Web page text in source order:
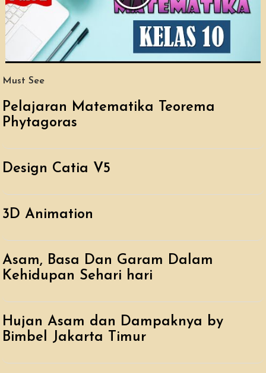
Must See
Pelajaran Matematika Teorema
Phytagoras
Design Catia V5
3D Animation
Asam, Basa Dan Garam Dalam
Kehidupan Sehari hari
Hujan Asam dan Dampaknya by
Bimbel Jakarta Timur